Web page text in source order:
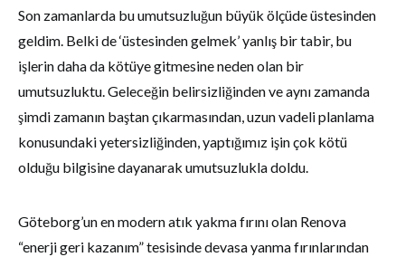
Son zamanlarda bu umutsuzluğun büyük ölçüde üstesinden
geldim. Belki de ‘üstesinden gelmek’ yanlış bir tabir, bu
işlerin daha da kötüye gitmesine neden olan bir
umutsuzluktu. Geleceğin belirsizliğinden ve aynı zamanda
şimdi zamanın baştan çıkarmasından, uzun vadeli planlama
konusundaki yetersizliğinden, yaptığımız işin çok kötü
olduğu bilgisine dayanarak umutsuzlukla doldu.
Göteborg’un en modern atık yakma fırını olan Renova
“enerji geri kazanım” tesisinde devasa yanma fırınlarından